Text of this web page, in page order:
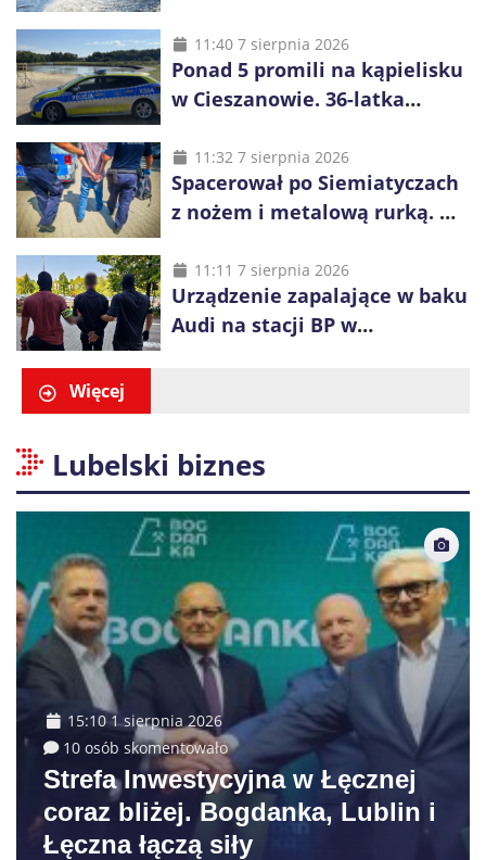
małoletnich
11:40 7 sierpnia 2026
Ponad 5 promili na kąpielisku
w Cieszanowie. 36-latka
z wody
11:32 7 sierpnia 2026
Spacerował po Siemiatyczach
z nożem i metalową rurką. W
alkohol i perfumy
11:11 7 sierpnia 2026
Urządzenie zapalające w baku
Audi na stacji BP w
Więcej
Lubelski biznes
15:10 1 sierpnia 2026
10 osób skomentowało
Strefa Inwestycyjna w Łęcznej
coraz bliżej. Bogdanka, Lublin i
Łęczna łączą siły